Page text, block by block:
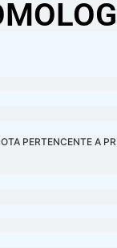
PERTENCENTE A